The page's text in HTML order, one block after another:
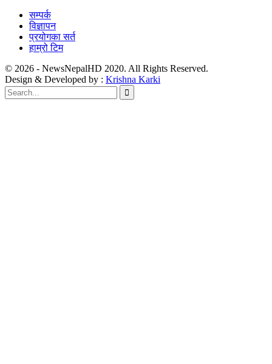
सम्पर्क
विज्ञापन
प्रयोगका सर्त
हाम्रो टिम
© 2026 - NewsNepalHD 2020. All Rights Reserved.
Design & Developed by : Krishna Karki